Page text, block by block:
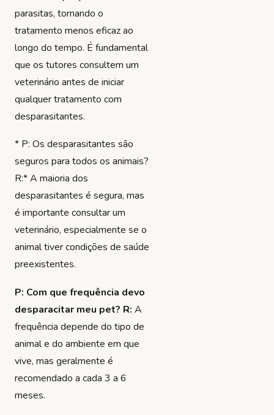
parasitas, tornando o
tratamento menos eficaz ao
longo do tempo. É fundamental
que os tutores consultem um
veterinário antes de iniciar
qualquer tratamento com
desparasitantes.
* P: Os desparasitantes são
seguros para todos os animais?
R:* A maioria dos
desparasitantes é segura, mas
é importante consultar um
veterinário, especialmente se o
animal tiver condições de saúde
preexistentes.
P: Com que frequência devo
desparacitar meu pet? R: A
frequência depende do tipo de
animal e do ambiente em que
vive, mas geralmente é
recomendado a cada 3 a 6
meses.